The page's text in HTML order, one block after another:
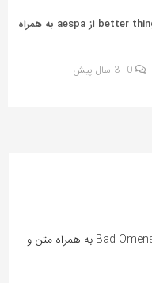
آهنگ انگلیسی better things از aespa به همراه
0 3 سال پیش
آهنگ انگلیسی Specter از Bad Omens به همراه متن و